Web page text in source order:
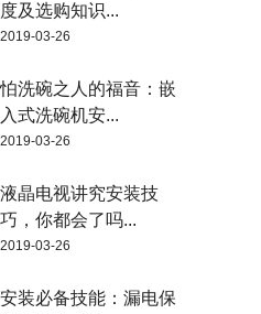
度及选购知识...
2019-03-26
怕洗碗之人的福音：嵌
入式洗碗机安...
2019-03-26
液晶电视讲究安装技
巧，你都会了吗...
2019-03-26
安装必备技能：漏电保